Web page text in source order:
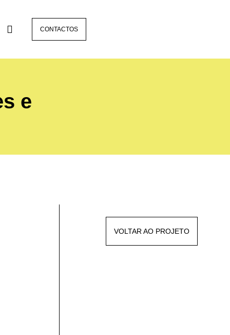
CONTACTOS
e
VOLTAR AO PROJETO